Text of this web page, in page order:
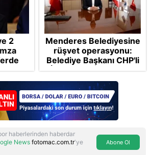
2
Menderes Belediyesine
rüşvet operasyonu:
Belediye Başkanı CHP'li
İlkay Çiçek tutuklandı
haberlerinden haberdar
Newsfotomac.com.tr'ye
Abone Ol